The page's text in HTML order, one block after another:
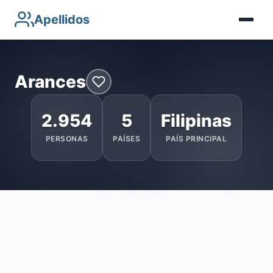
Apellidos
Arances
2.954
PERSONAS
5
PAÍSES
Filipinas
PAÍS PRINCIPAL